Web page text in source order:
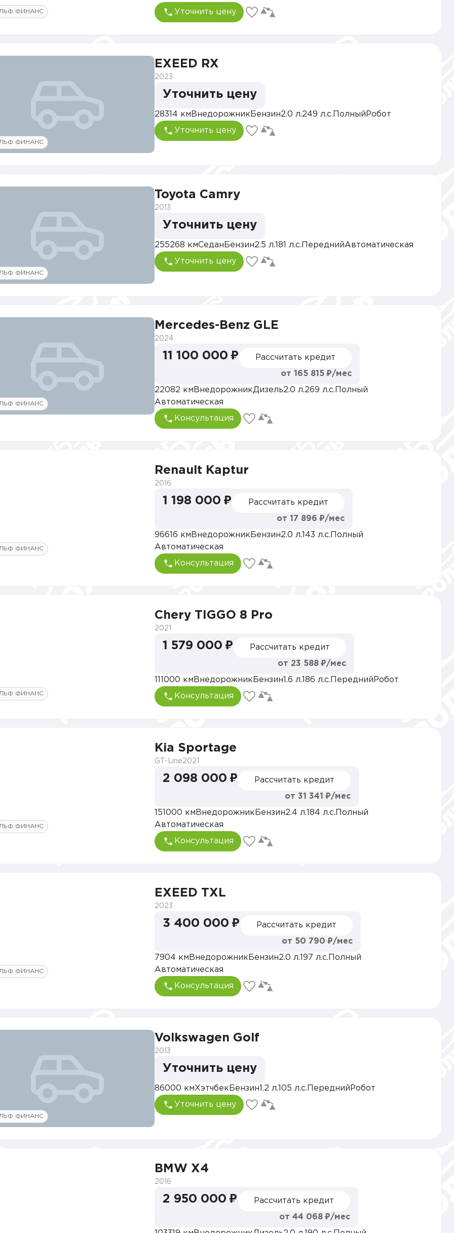
ФИНАНС Уточнить цену
ФИНАНС
EXEED RX
2023
Уточнить цену
28314 км Внедорожник Бензин2.0 л.249 л.с. Полный Робот
Уточнить цену
ФИНАНС
Toyota Camry
2013
Уточнить цену
255268 кмСедан Бензин2.5 л. 181 л.с. ПереднийАвтоматическая
Уточнить цену
ФИНАНС
Mercedes-Benz GLE
2024
11 100 000 ₽ Рассчитать кредит
от 165 815 ₽/мес
22082 км ВнедорожникДизель2.0 л.269 л.с. Полный
Автоматическая
Консультация
ФИНАНС
Renault Kaptur
2016
1 198 000 ₽ Рассчитать кредит
от 17 896 ₽/мес
96616 км Внедорожник Бензин2.0 л. 143 л.с. Полный
Автоматическая
Консультация
ФИНАНС
Chery TIGGO 8 Pro
2021
1 579 000 ₽ Рассчитать кредит
от 23 588 ₽/мес
111000 км Внедорожник Бензин 1.6 л. 186 л.с. Передний Робот
Консультация
ФИНАНС
Kia Sportage
GT-Line2021
2 098 000 ₽ Рассчитать кредит
от 31 341 ₽/мес
151000 км Внедорожник Бензин2.4 л. 184 л.с. Полный
Автоматическая
Консультация
ФИНАНС
EXEED TXL
2023
3 400 000 ₽ Рассчитать кредит
от 50 790 ₽/мес
7904 км Внедорожник Бензин2.0 л. 197 л.с. Полный
Автоматическая
Консультация
ФИНАНС
Volkswagen Golf
2013
Уточнить цену
86000 кмХэтчбек Бензин 1.2 л. 105 л.с. Передний Робот
Уточнить цену
BMW X4
2016
2 950 000 ₽ Рассчитать кредит
от 44 068 ₽/мес